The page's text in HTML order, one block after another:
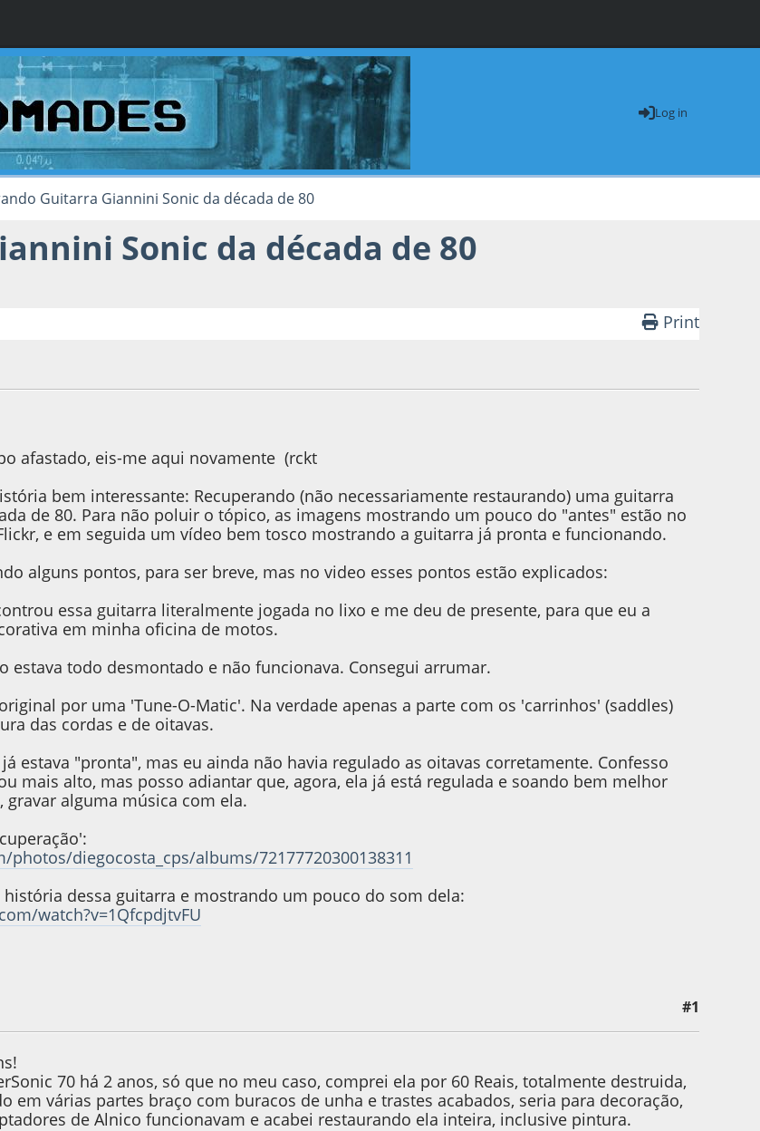
Log in
Guitarra Giannini Sonic da década de 80
Sonic da década de 80
Print
afastado, eis-me aqui novamente (rckt
bem interessante: Recuperando (não necessariamente restaurando) uma guitarra
de 80. Para não poluir o tópico, as imagens mostrando um pouco do "antes" estão no
e em seguida um vídeo bem tosco mostrando a guitarra já pronta e funcionando.
alguns pontos, para ser breve, mas no video esses pontos estão explicados:
essa guitarra literalmente jogada no lixo e me deu de presente, para que eu a
em minha oficina de motos.
estava todo desmontado e não funcionava. Consegui arrumar.
por uma 'Tune-O-Matic'. Na verdade apenas a parte com os 'carrinhos' (saddles)
das cordas e de oitavas.
estava "pronta", mas eu ainda não havia regulado as oitavas corretamente. Confesso
mais alto, mas posso adiantar que, agora, ela já está regulada e soando bem melhor
gravar alguma música com ela.
diegocosta_cps/albums/72177720300138311
dessa guitarra e mostrando um pouco do som dela:
watch?v=1QfcpdjtvFU
#1
70 há 2 anos, só que no meu caso, comprei ela por 60 Reais, totalmente destruida,
em várias partes braço com buracos de unha e trastes acabados, seria para decoração,
de Alnico funcionavam e acabei restaurando ela inteira, inclusive pintura.